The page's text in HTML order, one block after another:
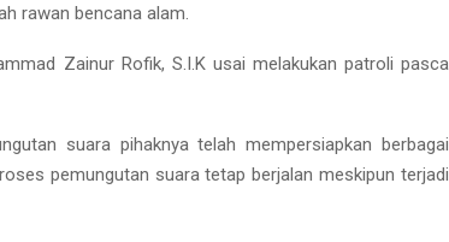
rawan bencana alam.
Zainur Rofik, S.I.K usai melakukan patroli pasca
suara pihaknya telah mempersiapkan berbagai
pemungutan suara tetap berjalan meskipun terjadi